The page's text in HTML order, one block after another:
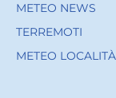
METEO NEWS
TERREMOTI
METEO